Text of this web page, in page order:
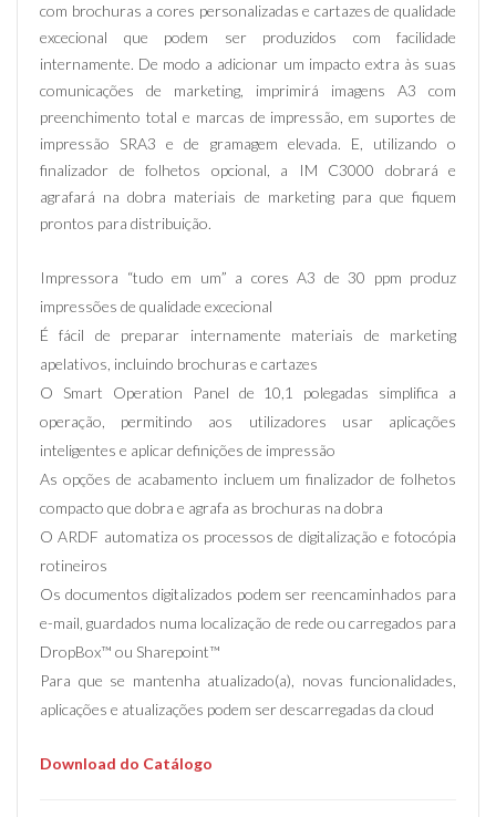
com brochuras a cores personalizadas e cartazes de qualidade
excecional que podem ser produzidos com facilidade
internamente. De modo a adicionar um impacto extra às suas
comunicações de marketing, imprimirá imagens A3 com
preenchimento total e marcas de impressão, em suportes de
impressão SRA3 e de gramagem elevada. E, utilizando o
finalizador de folhetos opcional, a IM C3000 dobrará e
agrafará na dobra materiais de marketing para que fiquem
prontos para distribuição.
Impressora “tudo em um” a cores A3 de 30 ppm produz
impressões de qualidade excecional
É fácil de preparar internamente materiais de marketing
apelativos, incluindo brochuras e cartazes
O Smart Operation Panel de 10,1 polegadas simplifica a
operação, permitindo aos utilizadores usar aplicações
inteligentes e aplicar definições de impressão
As opções de acabamento incluem um finalizador de folhetos
compacto que dobra e agrafa as brochuras na dobra
O ARDF automatiza os processos de digitalização e fotocópia
rotineiros
Os documentos digitalizados podem ser reencaminhados para
e-mail, guardados numa localização de rede ou carregados para
DropBox™ ou Sharepoint™
Para que se mantenha atualizado(a), novas funcionalidades,
aplicações e atualizações podem ser descarregadas da cloud
Download do Catálogo